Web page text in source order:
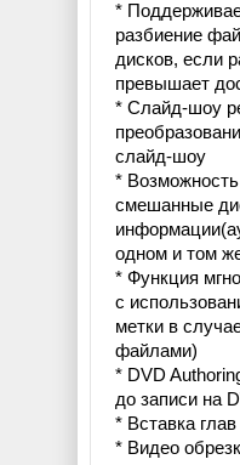
*
разбиение
дисков, если
превышает
* Слайд-шоу
слайд-шоу
*
смешанные
одном и том
* Функция
с
метки в
файлами)
* DVD
до записи на
* Вставка
* Видео